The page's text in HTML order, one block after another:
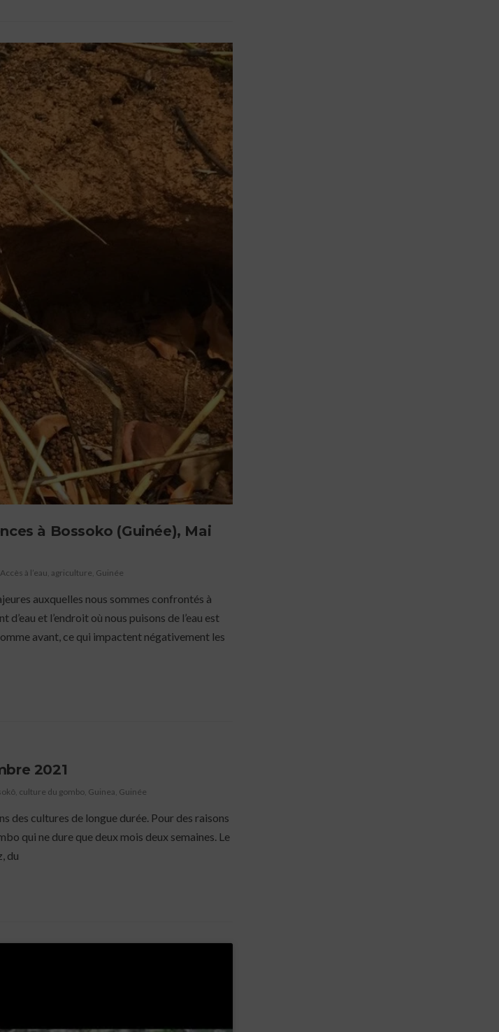
à Bossoko (Guinée), Mai
Accès à l’eau agriculture Guinée
auxquelles nous sommes confrontés à
et l’endroit où nous puisons de l’eau est
avant, ce qui impactent négativement les
2021
culture du gombo Guinea Guinée
des cultures de longue durée. Pour des raisons
qui ne dure que deux mois deux semaines. Le
du